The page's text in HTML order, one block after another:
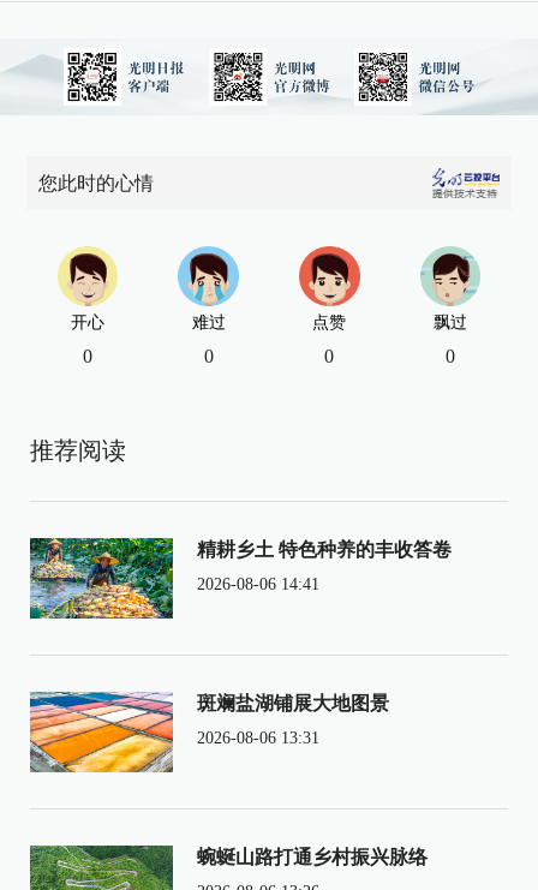
您此时的心情
开心
0
难过
0
点赞
0
飘过
0
推荐阅读
精耕乡土 特色种养的丰收答卷
2026-08-06 14:41
斑斓盐湖铺展大地图景
2026-08-06 13:31
蜿蜒山路打通乡村振兴脉络